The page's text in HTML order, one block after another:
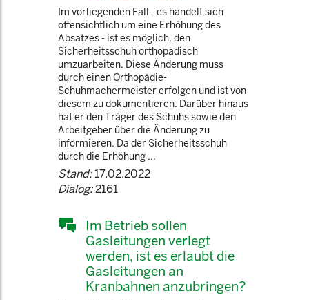
Im vorliegenden Fall - es handelt sich
offensichtlich um eine Erhöhung des
Absatzes - ist es möglich, den
Sicherheitsschuh orthopädisch
umzuarbeiten. Diese Änderung muss
durch einen Orthopädie-
Schuhmachermeister erfolgen und ist von
diesem zu dokumentieren. Darüber hinaus
hat er den Träger des Schuhs sowie den
Arbeitgeber über die Änderung zu
informieren. Da der Sicherheitsschuh
durch die Erhöhung ...
Stand:17.02.2022
Dialog:2161
Im Betrieb sollen
Gasleitungen verlegt
werden, ist es erlaubt die
Gasleitungen an
Kranbahnen anzubringen?